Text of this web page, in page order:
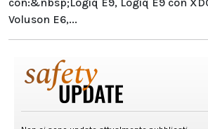
Voluson E6,...